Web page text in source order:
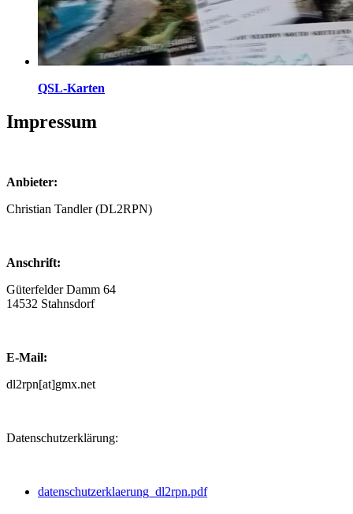
QSL-Karten
Impressum
Anbieter:
Christian Tandler (DL2RPN)
Anschrift:
Güterfelder Damm 64
14532 Stahnsdorf
E-Mail:
dl2rpn[at]gmx.net
Datenschutzerklärung:
datenschutzerklaerung_dl2rpn.pdf